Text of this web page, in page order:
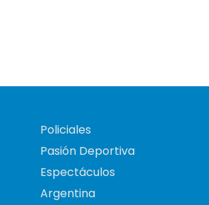
Policiales
Pasión Deportiva
Espectáculos
Argentina